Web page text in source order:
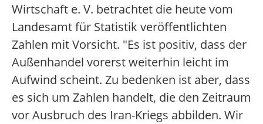
Wirtschaft e. V. betrachtet die heute vom
Landesamt für Statistik veröffentlichten
Zahlen mit Vorsicht. "Es ist positiv, dass der
Außenhandel vorerst weiterhin leicht im
Aufwind scheint. Zu bedenken ist aber, dass
es sich um Zahlen handelt, die den Zeitraum
vor Ausbruch des Iran-Kriegs abbilden. Wir